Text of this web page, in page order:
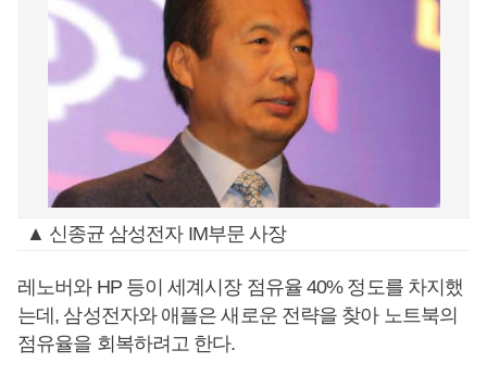
▲ 신종균 삼성전자 IM부문 사장
레노버와 HP 등이 세계시장 점유율 40% 정도를 차지했
는데, 삼성전자와 애플은 새로운 전략을 찾아 노트북의
점유율을 회복하려고 한다.